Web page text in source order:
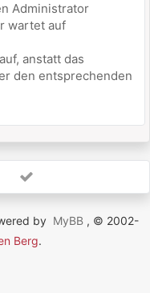
Administrator
wartet auf
anstatt das
den entsprechenden
by MyBB , © 2002-
Berg.